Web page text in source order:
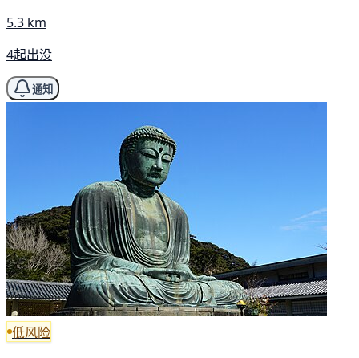
5.3 km
4起出没
通知
低风险